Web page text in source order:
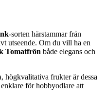
-sorten härstammar från
utseende. Om du vill ha en
Tomatfrön både elegans och
högkvalitativa frukter är dessa
för hobbyodlare att